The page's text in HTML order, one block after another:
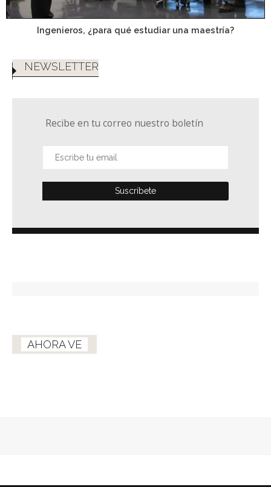
Ingenieros, ¿para qué estudiar una maestría?
NEWSLETTER
Recibe en tu correo nuestro boletín
AHORA VE